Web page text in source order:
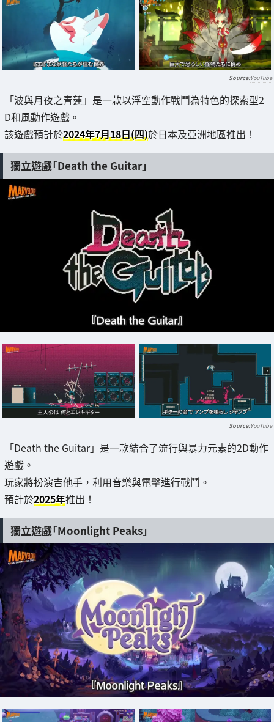
YouTube
「波與月夜之青蓮」是一款以浮空動作戰鬥為特色的探索型2
D和風動作遊戲。
該遊戲預計於2024年7月18日(四)於日本及亞洲地區推出！
獨立遊戲「Death the Guitar」
YouTube
「Death the Guitar」是一款結合了流行與暴力元素的2D動作
遊戲。
玩家將扮演吉他手，利用音樂與電擊進行戰鬥。
預計於2025年推出！
獨立遊戲「Moonlight Peaks」